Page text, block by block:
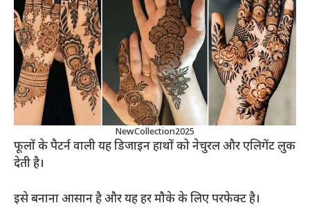
NewCollection2025
फूलों के पैटर्न वाली यह डिजाइन हाथों को नेचुरल और एलिगेंट लुक
देती है।
इसे बनाना आसान है और यह हर मौके के लिए परफेक्ट है।